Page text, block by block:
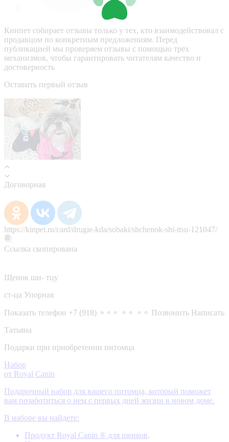
Кинпет собирает отзывы только у тех, кто взаимодействовал с
продавцом по конкретным предложениям. Перед
публикацией мы проверяем отзывы с помощью трёх
механизмов, чтобы гарантировать читателям качество и
достоверность
Оставить первый отзыв
Договорная
https://kinpet.ru/card/drugie-kda/sobaki/shchenok-shi-ttsu-121047/
Ссылка скопирована
Щенок ши- тцу
ст-ца Упорная
Показать телефон +7 (918) ⚬⚬⚬ ⚬⚬ ⚬⚬ Позвонить Написать
Татьяна
Подарки при приобретении питомца
Набор
от Royal Canin
Подарочный набор для вашего питомца, который поможет
вам позаботиться о нем с первых дней жизни в новом доме.
В наборе вы найдете:
Продукт Royal Canin ® для щенков,